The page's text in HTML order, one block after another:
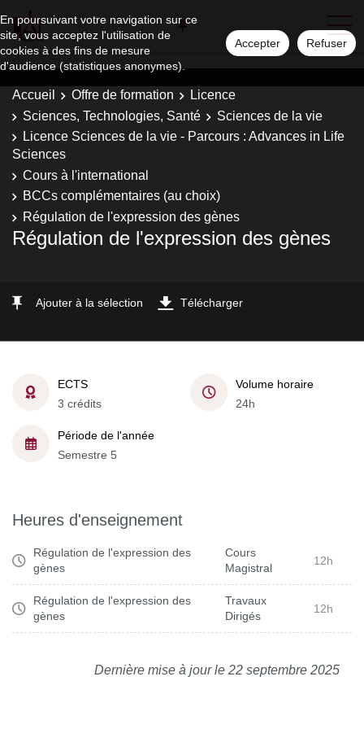
En poursuivant votre navigation sur ce
site, vous acceptez l'utilisation de
cookies à des fins de mesure
d'audience (statistiques anonymes).
Accepter Refuser
Accueil Offre de formation
Licence
Sciences, Technologies, Santé
Sciences de la vie
Licence Sciences de la vie - Parcours : Advances in Life
Sciences
Cours à l'international
BCCs complémentaires (au choix)
Régulation de l'expression des gènes
Régulation de l'expression des gènes
Ajouter à la sélection Télécharger
ECTS
3 crédits
Volume horaire
24h
Période de l'année
Semestre 5
Heures d'enseignement
Régulation de l'expression des
gènes
Cours
Magistral
12h
Régulation de l'expression des
gènes
Travaux
Dirigés
12h
Dernière mise à jour le 22 septembre 2025